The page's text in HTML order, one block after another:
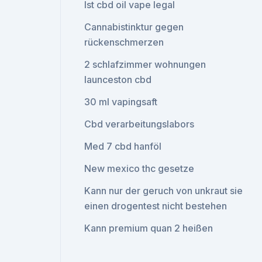
Ist cbd oil vape legal
Cannabistinktur gegen
rückenschmerzen
2 schlafzimmer wohnungen
launceston cbd
30 ml vapingsaft
Cbd verarbeitungslabors
Med 7 cbd hanföl
New mexico thc gesetze
Kann nur der geruch von unkraut sie
einen drogentest nicht bestehen
Kann premium quan 2 heißen